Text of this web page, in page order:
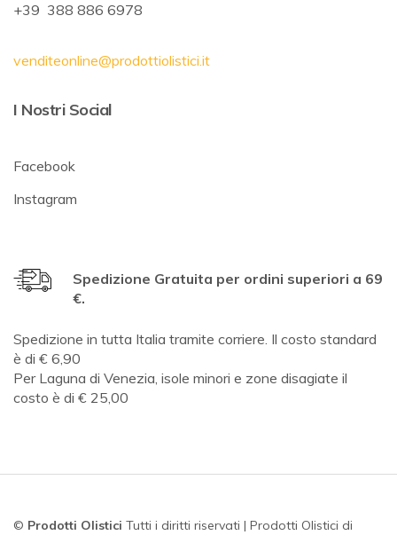
+39 388 886 6978
venditeonline@prodottiolistici.it
I Nostri Social
Facebook
Instagram
Spedizione Gratuita per ordini superiori a 69
€.
Spedizione in tutta Italia tramite corriere. Il costo standard
è di € 6,90
Per Laguna di Venezia, isole minori e zone disagiate il
costo è di € 25,00
© Prodotti Olistici Tutti i diritti riservati | Prodotti Olistici di